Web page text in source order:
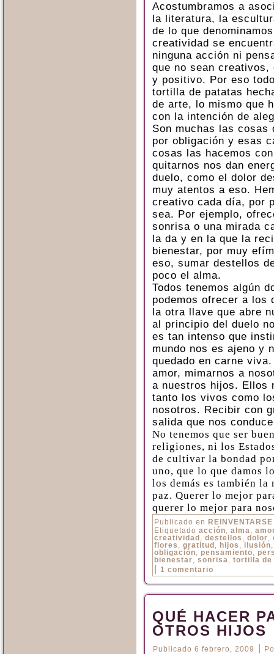
Acostumbramos a
la literatura, la
de lo que
creatividad se
ninguna acción ni
que no sean
y positivo. Por eso
tortilla de patatas
de arte, lo mismo que
con la intención de
Son muchas las cosas
por obligación y esas
cosas las hacemos
quitarnos nos dan
duelo, como el dolor
muy atentos a eso.
creativo cada día, por
sea. Por ejemplo,
sonrisa o una mirada
la da y en la que la
bienestar, por muy
eso, sumar destellos
poco el alma.
Todos tenemos algún
podemos ofrecer a los
la otra llave que abre
al principio del duelo
es tan intenso que
mundo nos es ajeno y
quedado en carne
amor, mimarnos a
a nuestros hijos. Ellos
tanto los vivos como
nosotros. Recibir con
salida que nos
No tenemos que ser
religiones, ni los
de cultivar la bondad
uno, que lo que damos
los demás es también la
paz. Querer lo mejor
querer lo mejor para
Publicado en REINVENTARSE
Etiquetado acción, alma,
creatividad , destellos , dolor,
flores , gratitud , hijos , ilusión
obligación, pensamiento,
bienestar, sonrisa, tortilla de
1 comentario
QUÉ HACER
OTROS HIJOS
Publicado 6 febrero, 2009